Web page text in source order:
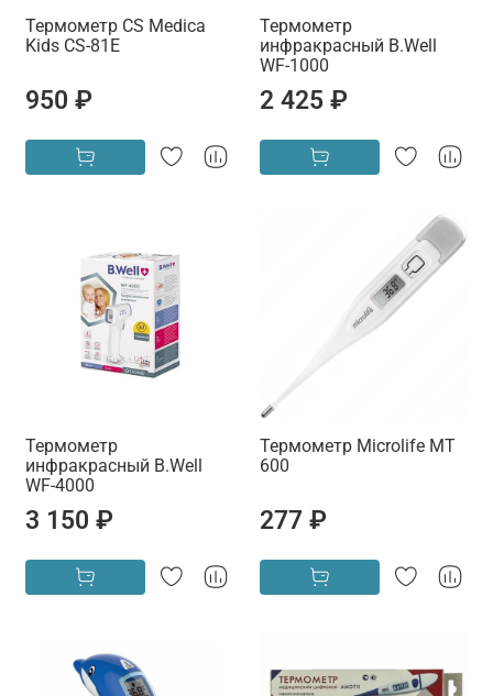
Термометр CS Medica
Kids CS-81E
950 ₽
Термометр
инфракрасный B.Well
WF-1000
2 425 ₽
Термометр
инфракрасный B.Well
WF-4000
3 150 ₽
Термометр Microlife МТ
600
277 ₽